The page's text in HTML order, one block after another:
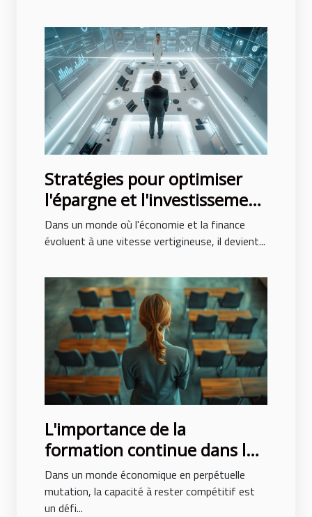
Stratégies pour optimiser
l'épargne et l'investissement
en 2024
Dans un monde où l'économie et la finance
évoluent à une vitesse vertigineuse, il devient...
L'importance de la
formation continue dans les
carrières commerciales
Dans un monde économique en perpétuelle
mutation, la capacité à rester compétitif est
un défi...